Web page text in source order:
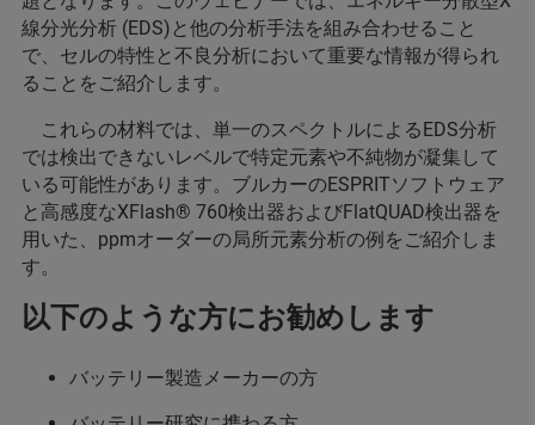
線分光分析 (EDS)と他の分析手法を組み合わせること
で、セルの特性と不良分析において重要な情報が得られ
ることをご紹介します。
これらの材料では、単一のスペクトルによるEDS分析
では検出できないレベルで特定元素や不純物が凝集して
いる可能性があります。ブルカーのESPRITソフトウェア
と高感度なXFlash® 760検出器およびFlatQUAD検出器を
用いた、ppmオーダーの局所元素分析の例をご紹介しま
す。
以下のような方にお勧めします
バッテリー製造メーカーの方